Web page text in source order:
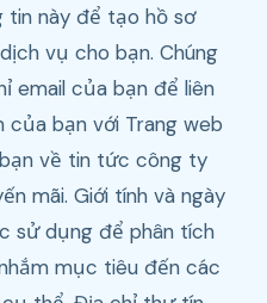
này để tạo hồ sơ
vụ cho bạn. Chúng
email của bạn để liên
của bạn với Trang web
về tin tức công ty
mãi. Giới tính và ngày
sử dụng để phân tích
mục tiêu đến các